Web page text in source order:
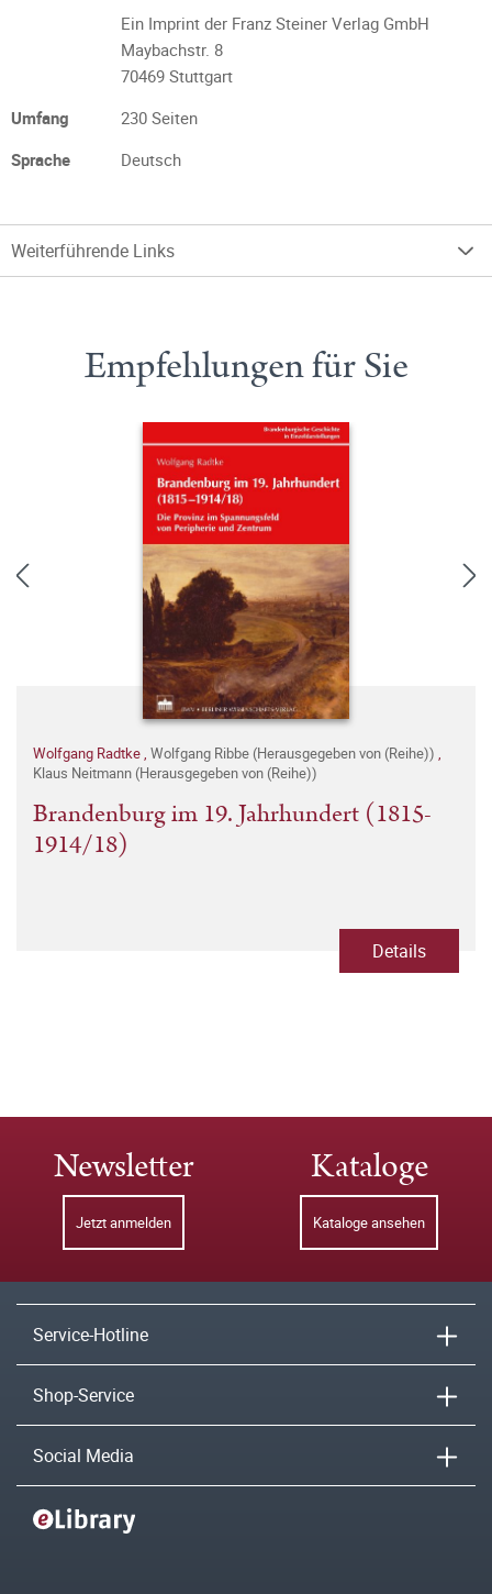
Ein Imprint der Franz Steiner Verlag GmbH
Maybachstr. 8
70469 Stuttgart
Umfang
230 Seiten
Sprache
Deutsch
Weiterführende Links
Empfehlungen für Sie
Wolfgang Radtke, Wolfgang Ribbe (Herausgegeben von (Reihe)) ,
Klaus Neitmann (Herausgegeben von (Reihe))
Brandenburg im 19. Jahrhundert (1815-
1914/18)
Details
Newsletter
Jetzt anmelden
Kataloge
Kataloge ansehen
Service-Hotline
Shop-Service
Social Media